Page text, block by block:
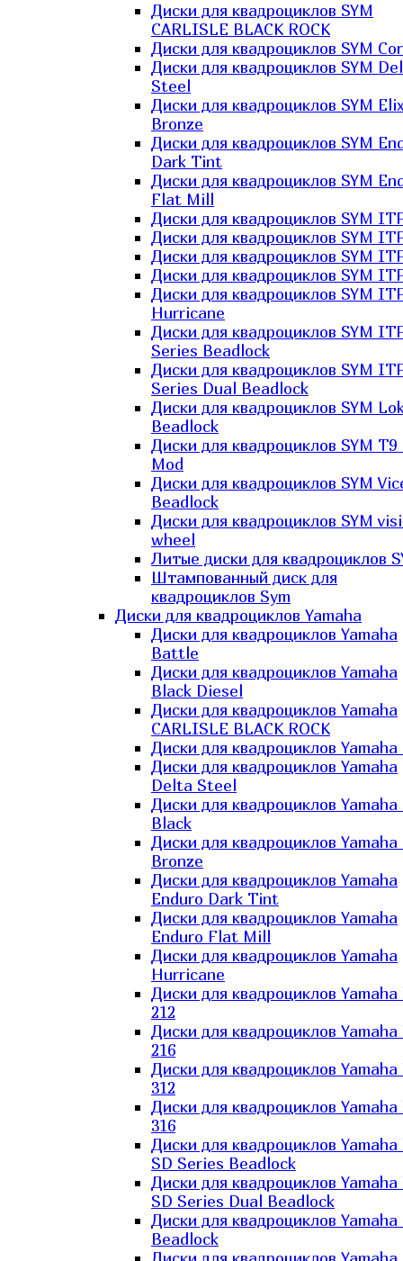
Диски для квадроциклов SYM
CARLISLE BLACK ROCK
Диски для квадроциклов SYM
Диски для квадроциклов SYM
Steel
Диски для квадроциклов SYM
Bronze
Диски для квадроциклов SYM
Dark Tint
Диски для квадроциклов SYM
Flat Mill
Диски для квадроциклов SYM
Диски для квадроциклов SYM
Диски для квадроциклов SYM
Диски для квадроциклов SYM
Диски для квадроциклов SYM
Hurricane
Диски для квадроциклов SYM
Series Beadlock
Диски для квадроциклов SYM
Series Dual Beadlock
Диски для квадроциклов SYM
Beadlock
Диски для квадроциклов SYM T9
Mod
Диски для квадроциклов SYM
Beadlock
Диски для квадроциклов SYM
wheel
Литые диски для квадроциклов
Штампованный диск для
квадроциклов Sym
Диски для квадроциклов Yamaha
Диски для квадроциклов Yamaha
Battle
Диски для квадроциклов Yamaha
Black Diesel
Диски для квадроциклов Yamaha
CARLISLE BLACK ROCK
Диски для квадроциклов Yamaha
Диски для квадроциклов Yamaha
Delta Steel
Диски для квадроциклов
Black
Диски для квадроциклов
Bronze
Диски для квадроциклов Yamaha
Enduro Dark Tint
Диски для квадроциклов Yamaha
Enduro Flat Mill
Диски для квадроциклов Yamaha
Hurricane
Диски для квадроциклов
212
Диски для квадроциклов
216
Диски для квадроциклов
312
Диски для квадроциклов
316
Диски для квадроциклов
SD Series Beadlock
Диски для квадроциклов
SD Series Dual Beadlock
Диски для квадроциклов Yamaha
Beadlock